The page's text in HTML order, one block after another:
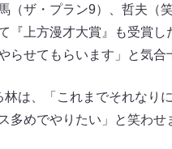
（ザ・プラン9）、哲夫（
『上方漫才大賞』も受賞
らせてもらいます」と気合
林は、「これまでそれなり
多めでやりたい」と笑わせ